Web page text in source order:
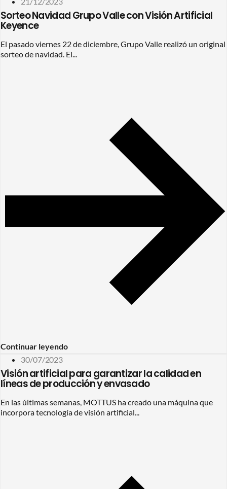
Sorteo Navidad Grupo Valle con Visión Artificial
Keyence
El pasado viernes 22 de diciembre, Grupo Valle realizó un original
sorteo de navidad. El...
Continuar leyendo
30/07/2023
Visión artificial para garantizar la calidad en
líneas de producción y envasado
En las últimas semanas, MOTTUS ha creado una máquina que
incorpora tecnología de visión artificial...